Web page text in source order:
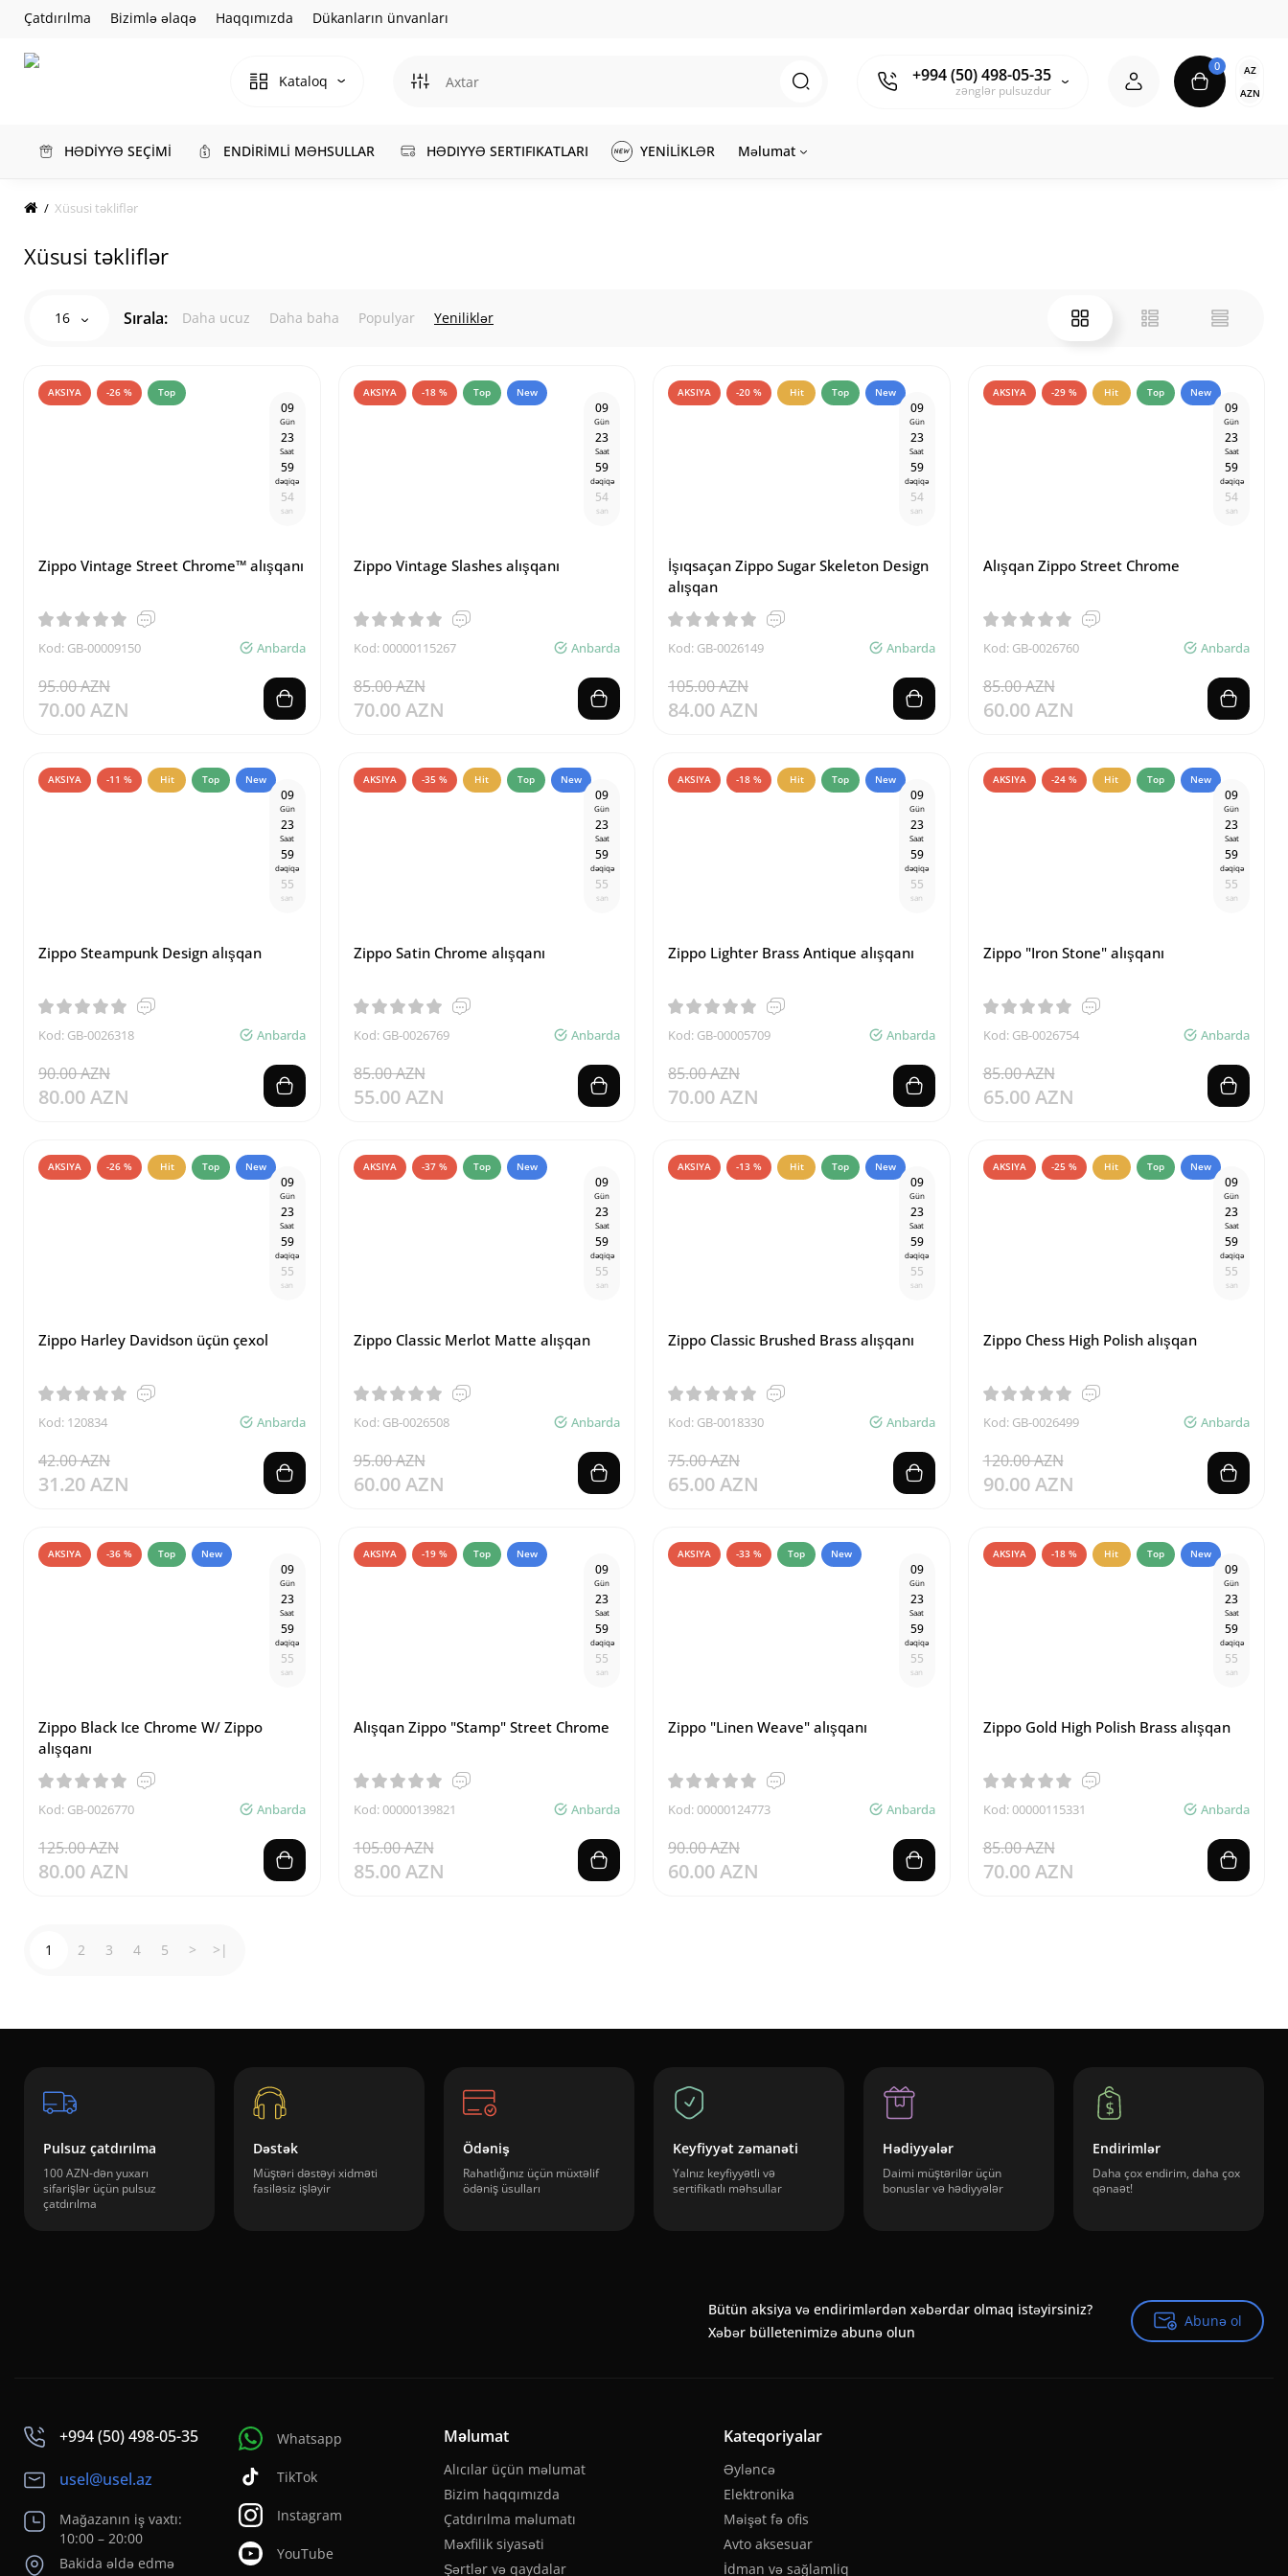
Çatdırılma Bizimlə əlaqə Haqqımızda Dükanların ünvanları
Kataloq +994 (50) 498-05-35
zənglər pulsuzdur
0
AZ
AZN
HƏDİYYƏ SEÇİMİ ENDİRİMLİ MƏHSULLAR HƏDIYYƏ SERTIFIKATLARI YENİLİKLƏR Məlumat
Xüsusi təkliflər
Xüsusi təkliflər
16 Sırala: Daha ucuz Daha baha Populyar Yeniliklər
AKSIYA -26 % Top
09
Gün
23
Saat
59
dəqiqə
54
san
Zippo Vintage Street Chrome™ alışqanı
Kod: GB-00009150 Anbarda
95.00 AZN
70.00 AZN
AKSIYA -18 % Top New
09
Gün
23
Saat
59
dəqiqə
54
san
Zippo Vintage Slashes alışqanı
Kod: 00000115267 Anbarda
85.00 AZN
70.00 AZN
AKSIYA -20 % Hit Top New
09
Gün
23
Saat
59
dəqiqə
54
san
İşıqsaçan Zippo Sugar Skeleton Design
alışqan
Kod: GB-0026149 Anbarda
105.00 AZN
84.00 AZN
AKSIYA -29 % Hit Top New
09
Gün
23
Saat
59
dəqiqə
54
san
Alışqan Zippo Street Chrome
Kod: GB-0026760 Anbarda
85.00 AZN
60.00 AZN
AKSIYA -11 % Hit Top New
09
Gün
23
Saat
59
dəqiqə
54
san
Zippo Steampunk Design alışqan
Kod: GB-0026318 Anbarda
90.00 AZN
80.00 AZN
AKSIYA -35 % Hit Top New
09
Gün
23
Saat
59
dəqiqə
54
san
Zippo Satin Chrome alışqanı
Kod: GB-0026769 Anbarda
85.00 AZN
55.00 AZN
AKSIYA -18 % Hit Top New
09
Gün
23
Saat
59
dəqiqə
54
san
Zippo Lighter Brass Antique alışqanı
Kod: GB-00005709 Anbarda
85.00 AZN
70.00 AZN
AKSIYA -24 % Hit Top New
09
Gün
23
Saat
59
dəqiqə
54
san
Zippo "Iron Stone" alışqanı
Kod: GB-0026754 Anbarda
85.00 AZN
65.00 AZN
AKSIYA -26 % Hit Top New
09
Gün
23
Saat
59
dəqiqə
54
san
Zippo Harley Davidson üçün çexol
Kod: 120834 Anbarda
42.00 AZN
31.20 AZN
AKSIYA -37 % Top New
09
Gün
23
Saat
59
dəqiqə
54
san
Zippo Classic Merlot Matte alışqan
Kod: GB-0026508 Anbarda
95.00 AZN
60.00 AZN
AKSIYA -13 % Hit Top New
09
Gün
23
Saat
59
dəqiqə
54
san
Zippo Classic Brushed Brass alışqanı
Kod: GB-0018330 Anbarda
75.00 AZN
65.00 AZN
AKSIYA -25 % Hit Top New
09
Gün
23
Saat
59
dəqiqə
54
san
Zippo Chess High Polish alışqan
Kod: GB-0026499 Anbarda
120.00 AZN
90.00 AZN
AKSIYA -36 % Top New
09
Gün
23
Saat
59
dəqiqə
54
san
Zippo Black Ice Chrome W/ Zippo
alışqanı
Kod: GB-0026770 Anbarda
125.00 AZN
80.00 AZN
AKSIYA -19 % Top New
09
Gün
23
Saat
59
dəqiqə
54
san
Alışqan Zippo "Stamp" Street Chrome
Kod: 00000139821 Anbarda
105.00 AZN
85.00 AZN
AKSIYA -33 % Top New
09
Gün
23
Saat
59
dəqiqə
54
san
Zippo "Linen Weave" alışqanı
Kod: 00000124773 Anbarda
90.00 AZN
60.00 AZN
AKSIYA -18 % Hit Top New
09
Gün
23
Saat
59
dəqiqə
54
san
Zippo Gold High Polish Brass alışqan
Kod: 00000115331 Anbarda
85.00 AZN
70.00 AZN
1 2 3 4 5 > >|
Pulsuz çatdırılma
100 AZN-dən yuxarı
sifarişlər üçün pulsuz
çatdırılma
Dəstək
Müştəri dəstəyi xidməti
fasiləsiz işləyir
Ödəniş
Rahatlığınız üçün müxtəlif
ödəniş üsulları
Keyfiyyət zəmanəti
Yalnız keyfiyyətli və
sertifikatlı məhsullar
Hədiyyələr
Daimi müştərilər üçün
bonuslar və hədiyyələr
Endirimlər
Daha çox endirim, daha çox
qənaət!
Bütün aksiya və endirimlərdən xəbərdar olmaq istəyirsiniz?
Xəbər bülletenimizə abunə olun
Abunə ol
Abunə ol
+994 (50) 498-05-35
usel@usel.az
Mağazanın iş vaxtı:
10:00 – 20:00
Bakida əldə edmə
Whatsapp
TikTok
Instagram
YouTube
Məlumat
Alıcılar üçün məlumat
Bizim haqqımızda
Çatdırılma məlumatı
Məxfilik siyasəti
Şərtlər və qaydalar
Kateqoriyalar
Əyləncə
Elektronika
Məişət fə ofis
Avto aksesuar
İdman və sağlamliq